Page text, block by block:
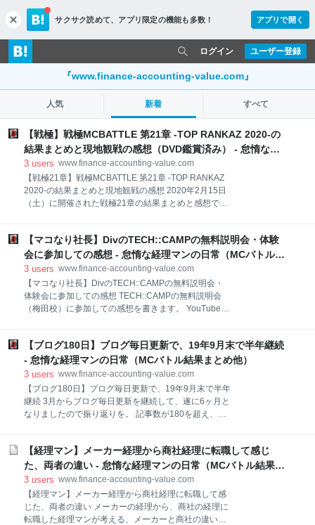
c
l
o
s
サクサク読めて、 アプリ限定の機能も多数！ アプリで開く
ユーザー登録
ログイン
『www.finance-accounting-value.com』
人気 新着 すべて
【戦極】戦極MCBATTLE 第21章 -TOP RANKAZ 2020-の
結果まとめと現地観戦の感想（DVD鑑賞済み） - 怠惰な経
理マンの日常（MCバトル結果まとめ他）
3 users www.finance-accounting-value.com
【戦極21章】戦極MCBATTLE 第21章 -TOP RANKAZ
2020-の結果まとめと現地観戦の感想 2020年2月15日
（土）に開催された戦極21章の結果まとめと感想で
面白くて、東京まで行った甲斐がありました。 最高の
バトルだったので、YouTubeのベストバウトとDVDが
楽しみです。 ※DVD購入したので、追記します。 戦極
21章DVD 2020年2月15日（土）に開催された戦極21
章の結果まとめと感想です。 戦極MCBATTLE 第21章 -
TOP RANKAZ 2020- 1回戦（ノーシード）-16試合
8×2）DJCELORY、ゆの、MPC呼煙
【マコなり社長】DivのTECH::CAMPの無料説明会・体験
会に参加しての感想 - 怠惰な経理マンの日常（MCバトル結
果まとめ他）
3 users www.finance-accounting-value.com
【マコなり社長】DivのTECH::CAMPの無料説明会・
体験会に参加しての感想 TECH::CAMPの無料説明会
（梅田校）に参加しての感想を書きます。 YouTubeで
ました。 元々、プログラミングという言葉には興味が
ありましたが、興味で止まっていました。 今回は、そ
の無料の説明会の感想を書いていきます。 マコなり社
長って誰？という方はこちらから。 www.finance-
accounting-value.com 結論：目指すべきものが明確で
ない人には、あまりオススメではないかも
TECH::EXPERTを運営しています。 後者の
TECH::EXPERTは、職業としてエンジニ
【ブログ180日】ブログ毎日更新で、19年9月末で半年継続
- 怠惰な経理マンの日常（MCバトル結果まとめ他）
3 users www.finance-accounting-value.com
【ブログ180日】ブログ毎日更新で、19年9月末で半年
継続 3月からブログ毎日更新を継続して、遂に6ヶ月と
なりましたので振り返りを。 記事数が180を超え、ブ
間）の記事はこちらから。 www.finance-accounting-
value.com 結論：アクセス数がかなり増えて、モチベ
ーションが上がった ①アクセス数 バズるということは
ありませんでしたが、9月の中旬には少ない時の約5倍
のアクセスがあった日がありました。 ブックマーク数
としては、9月に書いた記事は多くはなかったので、
【経理マン】メーカー経理から商社経理に転職して感じ
た、両者の違い - 怠惰な経理マンの日常（MCバトル結果ま
とめ他）
3 users www.finance-accounting-value.com
【経理マン】メーカー経理から商社経理に転職して感
じた、両者の違い メーカーの経理から、商社の経理に
転職した経理マンが考える、メーカーと商社の違いに